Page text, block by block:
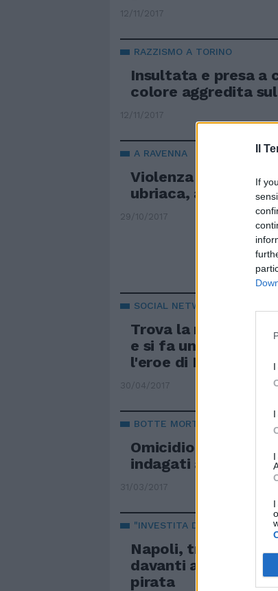
Il
If
12/11/2017
RAZZISMO A TORINO
Insultata e presa a
colore aggredita
12/11/2017
A RAVENNA
Violenza sessuale
ubriaca, arrestati
29/10/2017
SOCIAL NETWORK
Trova la ragazza a
e si fa un selfie. Il
l'eroe di Facebook
30/04/2017
BOTTE MORTALI PER UNA
Omicidio di
indagati ad Alatri
31/03/2017
"INVESTITA DA UNA BRAVO
Napoli, travolta e
davanti alla
pirata